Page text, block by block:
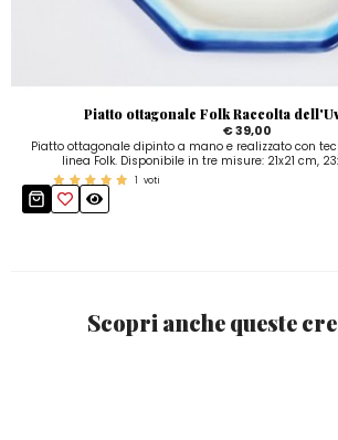
Piatto ottagonale Folk Raccolta
€ 39,00
Piatto ottagonale dipinto a mano e realizzato con
linea Folk. Disponibile in tre misure: 21x21 cm,
1 voti
Scopri anche queste